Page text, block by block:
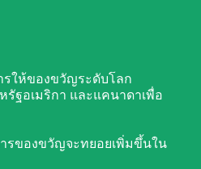
รให้ของขวัญระดับโลก
ฐอเมริกา และแคนาดาเพื่อ
รของขวัญจะทยอยเพิ่มขึ้นใน